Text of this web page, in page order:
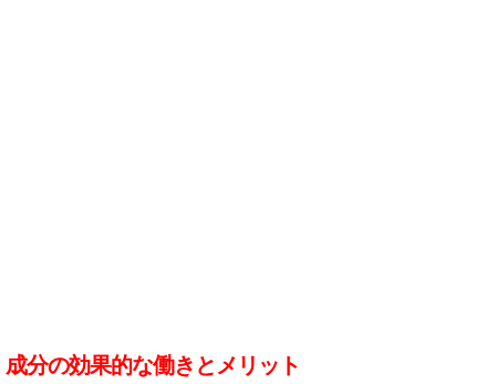
成分の効果的な働きとメリット